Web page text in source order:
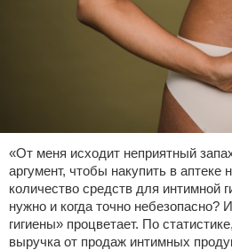
«От меня исходит неприятный
аргумент, чтобы накупить в аптеке
количество средств для интимной
нужно и когда точно небезопасно?
гигиены» процветает. По
выручка от продаж интимных